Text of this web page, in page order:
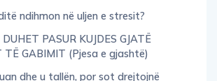
ndihmon në uljen e stresit?
DUHET PASUR KUJDES GJATË
TË GABIMIT (Pjesa e gjashtë)
dhe u tallën, por sot drejtojnë